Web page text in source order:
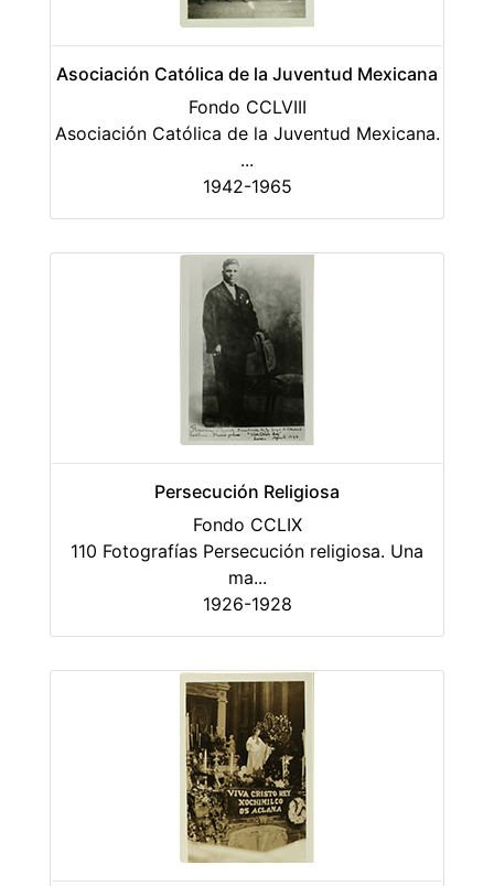
Asociación Católica de la Juventud Mexicana
Fondo CCLVIII
Asociación Católica de la Juventud Mexicana.
...
1942-1965
Persecución Religiosa
Fondo CCLIX
110 Fotografías Persecución religiosa. Una
ma...
1926-1928